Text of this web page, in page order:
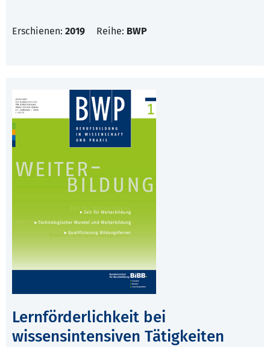
Erschienen: 2019 Reihe: BWP
Lernförderlichkeit bei
wissensintensiven Tätigkeiten